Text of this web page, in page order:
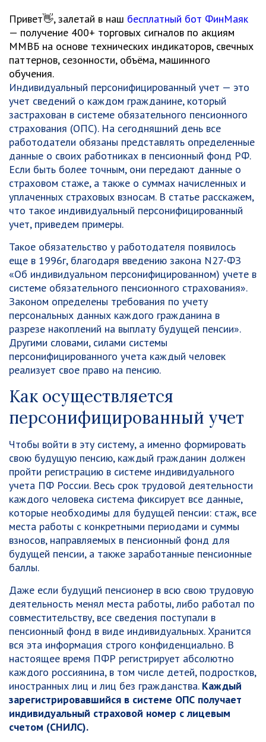
Привет👋, залетай в наш бесплатный бот ФинМаяк
— получение 400+ торговых сигналов по акциям
ММВБ на основе технических индикаторов, свечных
паттернов, сезонности, объёма, машинного
обучения.
Индивидуальный персонифицированный учет — это
учет сведений о каждом гражданине, который
застрахован в системе обязательного пенсионного
страхования (ОПС). На сегодняшний день все
работодатели обязаны представлять определенные
данные о своих работниках в пенсионный фонд РФ.
Если быть более точным, они передают данные о
страховом стаже, а также о суммах начисленных и
уплаченных страховых взносам. В статье расскажем,
что такое индивидуальный персонифицированный
учет, приведем примеры.
Такое обязательство у работодателя появилось
еще в 1996г, благодаря введению закона N27-ФЗ
«Об индивидуальном персонифицированном) учете в
системе обязательного пенсионного страхования».
Законом определены требования по учету
персональных данных каждого гражданина в
разрезе накоплений на выплату будущей пенсии».
Другими словами, силами системы
персонифицированного учета каждый человек
реализует свое право на пенсию.
Как осуществляется
персонифицированный учет
Чтобы войти в эту систему, а именно формировать
свою будущую пенсию, каждый гражданин должен
пройти регистрацию в системе индивидуального
учета ПФ России. Весь срок трудовой деятельности
каждого человека система фиксирует все данные,
которые необходимы для будущей пенсии: стаж, все
места работы с конкретными периодами и суммы
взносов, направляемых в пенсионный фонд для
будущей пенсии, а также заработанные пенсионные
баллы.
Даже если будущий пенсионер в всю свою трудовую
деятельность менял места работы, либо работал по
совместительству, все сведения поступали в
пенсионный фонд в виде индивидуальных. Хранится
вся эта информация строго конфиденциально. В
настоящее время ПФР регистрирует абсолютно
каждого россиянина, в том числе детей, подростков,
иностранных лиц и лиц без гражданства. Каждый
зарегистрировавшийся в системе ОПС получает
индивидуальный страховой номер с лицевым
счетом (СНИЛС).